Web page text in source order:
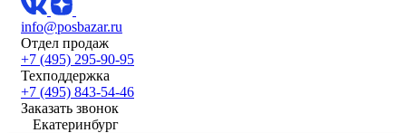
info@posbazar.ru
Отдел продаж
+7 (495) 295-90-95
Техподдержка
+7 (495) 843-54-46
Заказать звонок
Екатеринбург